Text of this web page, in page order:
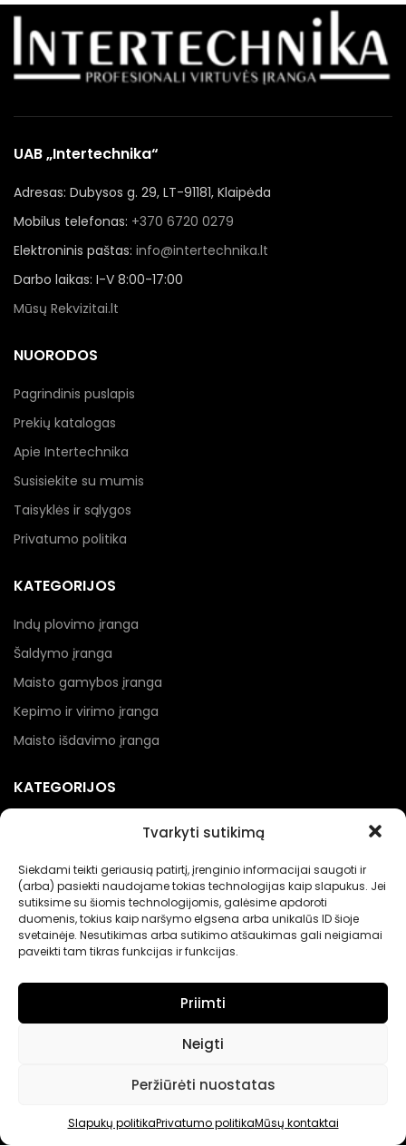
Tvarkyti sutikimą
Siekdami teikti geriausią patirtį, įrenginio informacijai saugoti ir
(arba) pasiekti naudojame tokias technologijas kaip slapukus. Jei
sutiksime su šiomis technologijomis, galėsime apdoroti
duomenis, tokius kaip naršymo elgsena arba unikalūs ID šioje
svetainėje. Nesutikimas arba sutikimo atšaukimas gali neigiamai
paveikti tam tikras funkcijas ir funkcijas.
Priimti
Neigti
Peržiūrėti nuostatas
Slapukų politikaPrivatumo politikaMūsų kontaktai
UAB „Intertechnika“
Adresas: Dubysos g. 29, LT-91181, Klaipėda
Mobilus telefonas: +370 6720 0279
Elektroninis paštas: info@intertechnika.lt
Darbo laikas: I-V 8:00-17:00
Mūsų Rekvizitai.lt
NUORODOS
Pagrindinis puslapis
Prekių katalogas
Apie Intertechnika
Susisiekite su mumis
Taisyklės ir sąlygos
Privatumo politika
KATEGORIJOS
Indų plovimo įranga
Šaldymo įranga
Maisto gamybos įranga
Kepimo ir virimo įranga
Maisto išdavimo įranga
KATEGORIJOS
Įranga gėrimams
Renginių įranga
Maisto pakavimo įranga
Nerandate norimų prekių?
kontaktuose nurodytu tel. numeriu arba el. paštu.